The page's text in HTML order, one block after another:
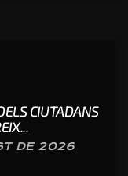
CIUTADANS
DE 2026